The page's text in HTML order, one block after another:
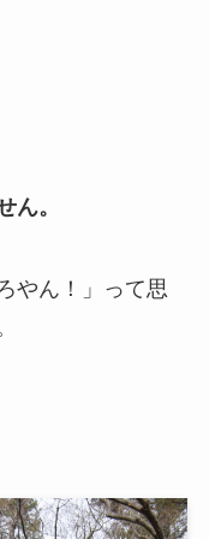
ん。
やん！」って思